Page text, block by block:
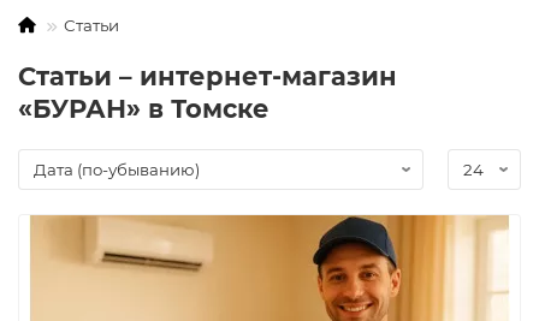
Статьи
Статьи – интернет-магазин
«БУРАН» в Томске